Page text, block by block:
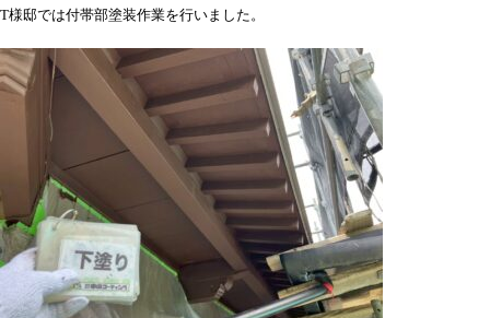
T様邸では付帯部塗装作業を行いました。